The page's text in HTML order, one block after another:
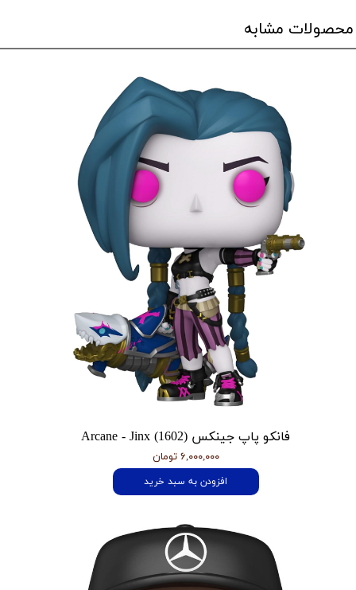
محصولات مشابه
فانکو پاپ جینکس Arcane - Jinx (1602)
۶,۰۰۰,۰۰۰ تومان
افزودن به سبد خرید